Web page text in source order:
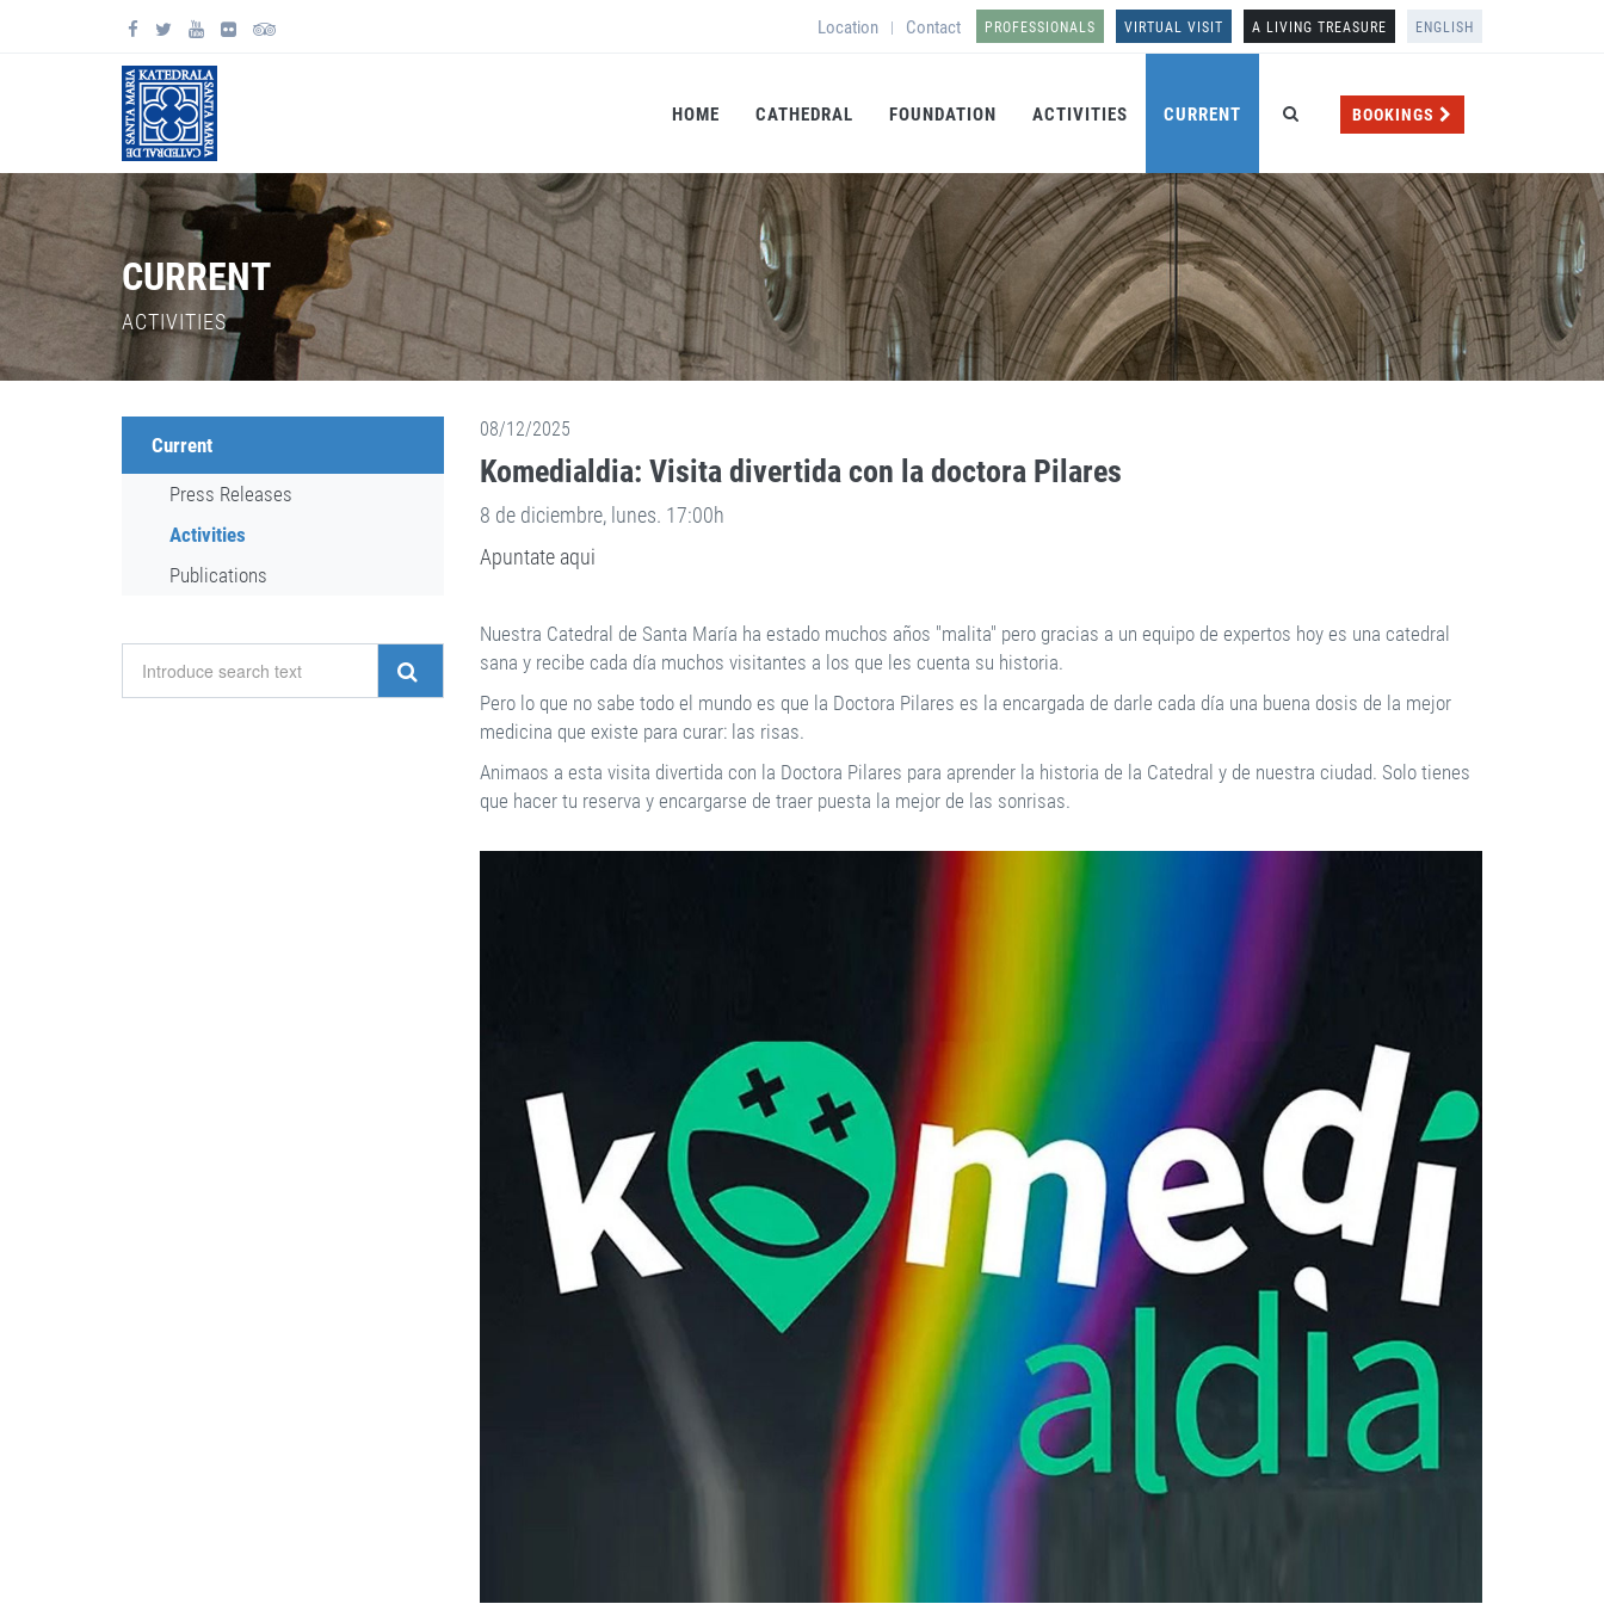
Location | Contact PROFESSIONALS VIRTUAL VISIT A LIVING TREASURE ENGLISH
HOME CATHEDRAL FOUNDATION ACTIVITIES CURRENT BOOKINGS
CURRENT
ACTIVITIES
Current
Press Releases
Activities
Publications
08/12/2025
Komedialdia: Visita divertida con la doctora Pilares
8 de diciembre, lunes. 17:00h
Apuntate aqui
Nuestra Catedral de Santa María ha estado muchos años "malita" pero gracias a un equipo de expertos hoy es una catedral
sana y recibe cada día muchos visitantes a los que les cuenta su historia.
Pero lo que no sabe todo el mundo es que la Doctora Pilares es la encargada de darle cada día una buena dosis de la mejor
medicina que existe para curar: las risas.
Animaos a esta visita divertida con la Doctora Pilares para aprender la historia de la Catedral y de nuestra ciudad. Solo tienes
que hacer tu reserva y encargarse de traer puesta la mejor de las sonrisas.